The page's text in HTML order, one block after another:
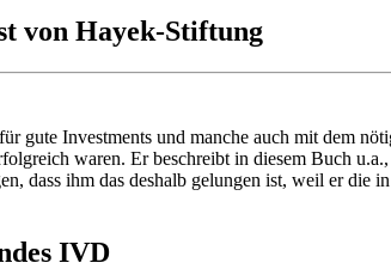
von Hayek-Stiftung
gute Investments und manche auch mit dem
waren. Er beschreibt in diesem Buch
dass ihm das deshalb gelungen ist, weil er die
IVD